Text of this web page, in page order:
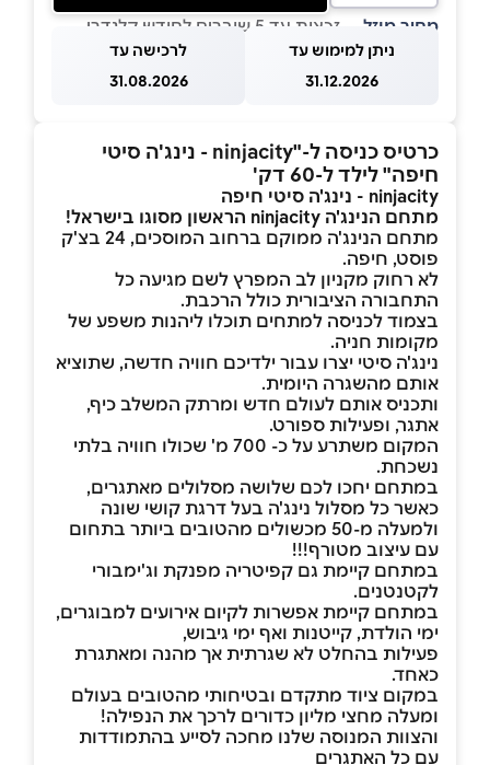
מחיר מוזל — זכאות עד 5 שוברים לחודש קלנדרי
ניתן למימוש עד
31.12.2026
לרכישה עד
31.08.2026
כרטיס כניסה ל-"ninjacity - נינג'ה סיטי
חיפה"לילד ל-60 דק'
ninjacity - נינג'ה סיטי חיפה
מתחם הנינג'ה ninjacity הראשון מסוגו בישראל!
מתחם הנינג'ה ממוקם ברחוב המוסכים, 24 בצ'ק
פוסט, חיפה.
לא רחוק מקניון לב המפרץ לשם מגיעה כל
התחבורה הציבורית כולל הרכבת.
בצמוד לכניסה למתחים תוכלו ליהנות משפע של
מקומות חניה.
נינג'ה סיטי יצרו עבור ילדיכם חוויה חדשה, שתוציא
אותם מהשגרה היומית.
ותכניס אותם לעולם חדש ומרתק המשלב כיף,
אתגר, ופעילות ספורט.
המקום משתרע על כ- 700 מ' שכולו חוויה בלתי
נשכחת.
במתחם יחכו לכם שלושה מסלולים מאתגרים,
כאשר כל מסלול נינג'ה בעל דרגת קושי שונה
ולמעלה מ-50 מכשולים מהטובים ביותר בתחום
עם עיצוב מטורף!!!
במתחם קיימת גם קפיטריה מפנקת וג'ימבורי
לקטנטנים.
במתחם קיימת אפשרות לקיום אירועים למבוגרים,
ימי הולדת, קייטנות ואף ימי גיבוש,
פעילות בהחלט לא שגרתית אך מהנה ומאתגרת
כאחד.
במקום ציוד מתקדם ובטיחותי מהטובים בעולם
ומעלה מחצי מליון כדורים לרכך את הנפילה!
והצוות המנוסה שלנו מחכה לסייע בהתמודדות
עם כל האתגרים